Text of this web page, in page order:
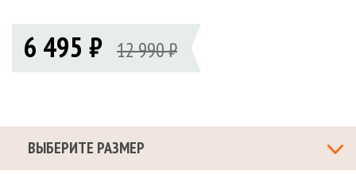
6 495 ₽ 12 990 ₽
ВЫБЕРИТЕ РАЗМЕР